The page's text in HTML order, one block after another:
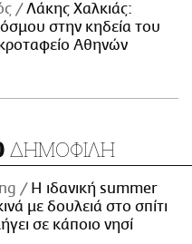
Λάκης Χαλκιάς:
στην κηδεία του
Αθηνών
ΔΗΜΟΦΙΛΗ
Η ιδανική summer
με δουλειά στο σπίτι
σε κάποιο νησί